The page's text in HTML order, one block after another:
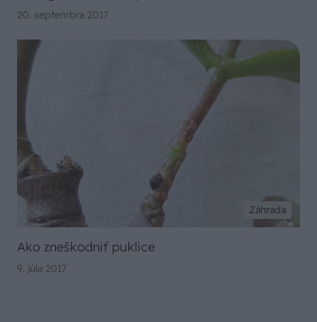
20. septembra 2017
Záhrada
Ako zneškodniť puklice
9. júla 2017